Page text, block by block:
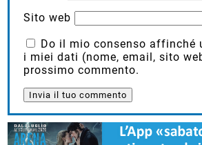
Sito web
Do il mio consenso affinché
i miei dati (nome, email, sito
prossimo commento.